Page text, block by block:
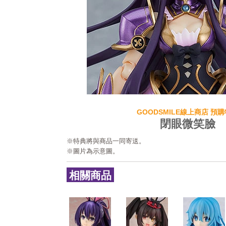
GOODSMILE線上商店 預購
閉眼微笑臉
※特典將與商品一同寄送。
※圖片為示意圖。
相關商品